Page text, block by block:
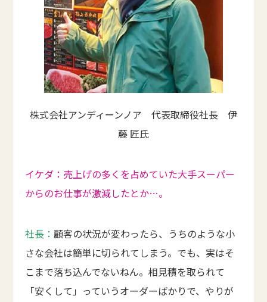
株式会社アンディーンノア 代表取締役社長 伊
藤 匠氏
イケダ：売上げの多くを占めていた大手スーパー
からのお仕事が激減したとか…。
社長：顧客の状況が変わったら、うちのような小
さな会社は簡単に切られてしまう。でも、実はそ
こまで落ち込んでないねん。相見積を取られて
「安くして」っていうオーダーばかりで、やりが